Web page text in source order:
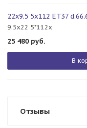
22x9.5 5x112 ET37
9.5x22 5*112x
25 480 руб.
В
Отзывы